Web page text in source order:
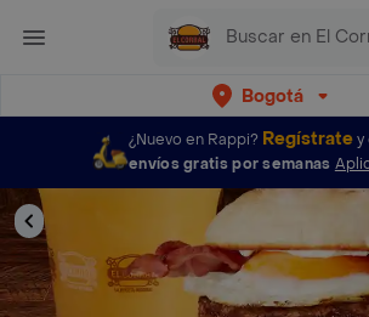
Bogotá
¿Nuevo en Rappi? Regístratey
envíos gratis por semanas